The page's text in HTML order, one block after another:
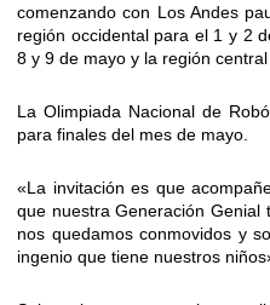
comenzando con Los Andes
región occidental para el 1 y 2
8 y 9 de mayo y la región
La Olimpiada Nacional de
para finales del mes de mayo.
«La invitación es que
que nuestra Generación Genial
nos quedamos conmovidos y
ingenio que tiene nuestros